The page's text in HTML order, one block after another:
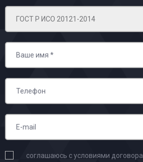
соглашаюсь с условиями договора